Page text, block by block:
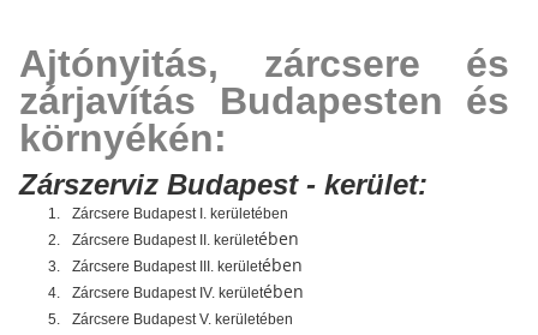
Ajtónyitás, zárcsere és
zárjavítás Budapesten és
környékén:
Zárszerviz Budapest - kerület:
1.
Zárcsere Budapest I. kerületében
2.
Zárcsere Budapest II. kerületében
3. Zárcsere Budapest III. kerületében
4. Zárcsere Budapest IV. kerületében
5.
Zárcsere Budapest V. kerületében